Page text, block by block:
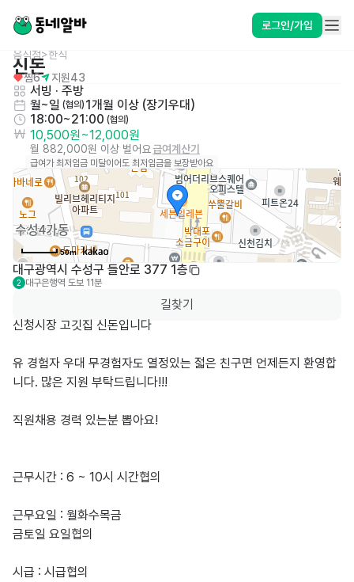
로그인/가입
음식점>한식
신돈
찜6 지원43
서빙 · 주방
월~일 (협의) 1개월 이상 (장기우대)
18:00~21:00 (협의)
10,500원~12,000원
월 882,000원 이상 벌어요급여계산기
급여가 최저임금 미달이어도 최저임금을 보장받아요
50m
대구광역시 수성구 들안로 377 1층
2 대구은행역 도보 11분
길찾기
신청시장 고깃집 신돈입니다
유 경험자 우대 무경험자도 열정있는 젋은 친구면 언제든지 환영합
니다. 많은 지원 부탁드립니다!!!
직원채용 경력 있는분 뽑아요!
근무시간 : 6 ~ 10시 시간협의
근무요일 : 월화수목금
금토일 요일협의
시급 : 시급협의